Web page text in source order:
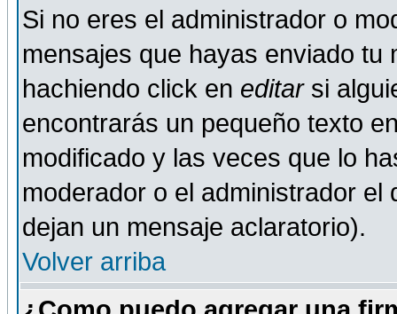
Si no eres el administrador o
mensajes que hayas enviado tu
hachiendo click en editarsi
encontrarás un pequeño texto
modificado y las veces que lo
moderador o el administrador
dejan un mensaje aclaratorio).
Volver arriba